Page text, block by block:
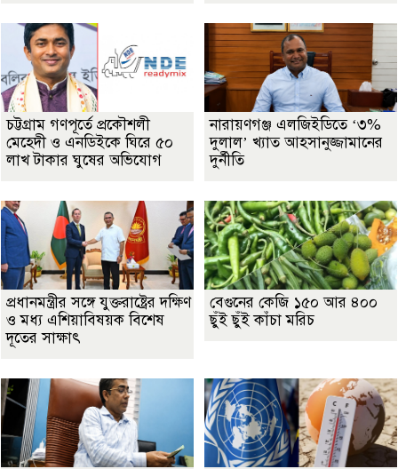
চট্টগ্রাম গণপূর্তে প্রকৌশলী
মেহেদী ও এনডিইকে ঘিরে ৫০
লাখ টাকার ঘুষের অভিযোগ
নারায়ণগঞ্জ এলজিইডিতে ‘৩%
দুলাল’ খ্যাত আহসানুজ্জামানের
দুর্নীতি
প্রধানমন্ত্রীর সঙ্গে যুক্তরাষ্ট্রের দক্ষিণ
ও মধ্য এশিয়াবিষয়ক বিশেষ
দূতের সাক্ষাৎ
বেগুনের কেজি ১৫০ আর ৪০০
ছুঁই ছুঁই কাঁচা মরিচ